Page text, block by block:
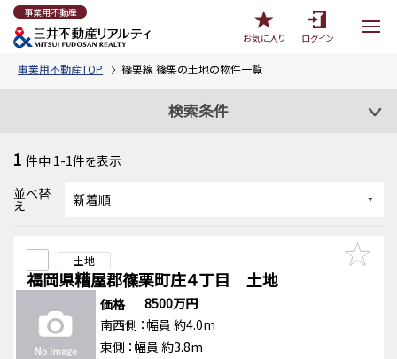
事業用不動産
お気に入り
ログイン
事業用不動産TOP 篠栗線 篠栗の土地の物件一覧
検索条件
1 件中 1-1件を表示
並べ替
え
土地
福岡県糟屋郡篠栗町庄４丁目 土地
価格
8500万円
南西側 ：幅員 約4.0m
東側 ：幅員 約3.8m